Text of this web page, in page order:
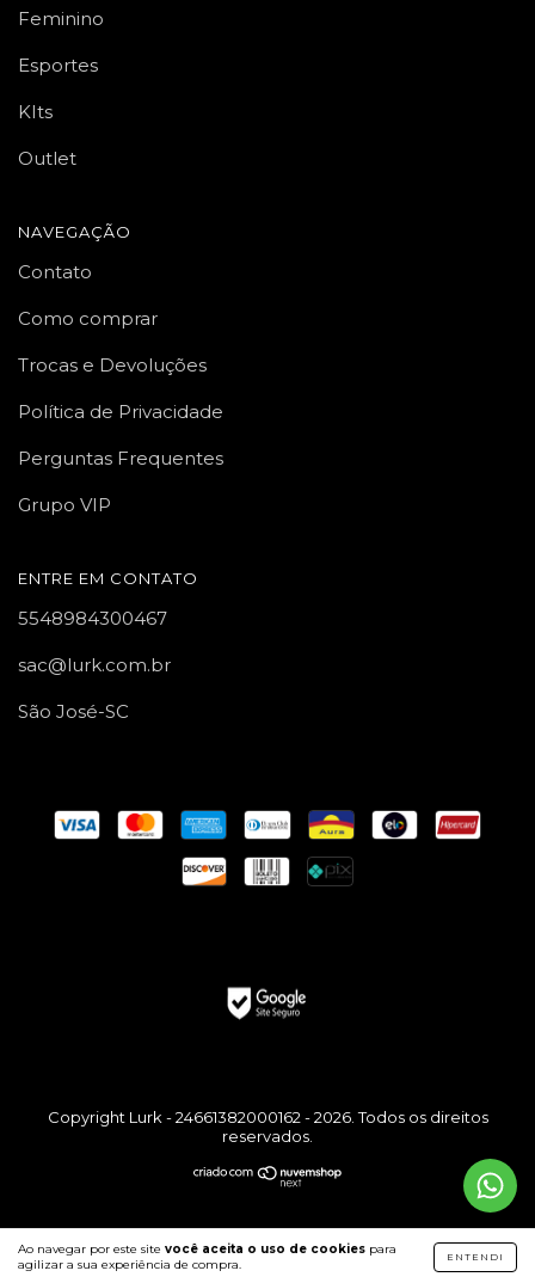
Ao navegar por este site você aceita o uso de cookies para
agilizar a sua experiência de compra.
ENTENDI
Feminino
Esportes
KIts
Outlet
NAVEGAÇÃO
Contato
Como comprar
Trocas e Devoluções
Política de Privacidade
Perguntas Frequentes
Grupo VIP
ENTRE EM CONTATO
5548984300467
sac@lurk.com.br
São José-SC
Copyright Lurk - 24661382000162 - 2026. Todos os direitos
reservados.